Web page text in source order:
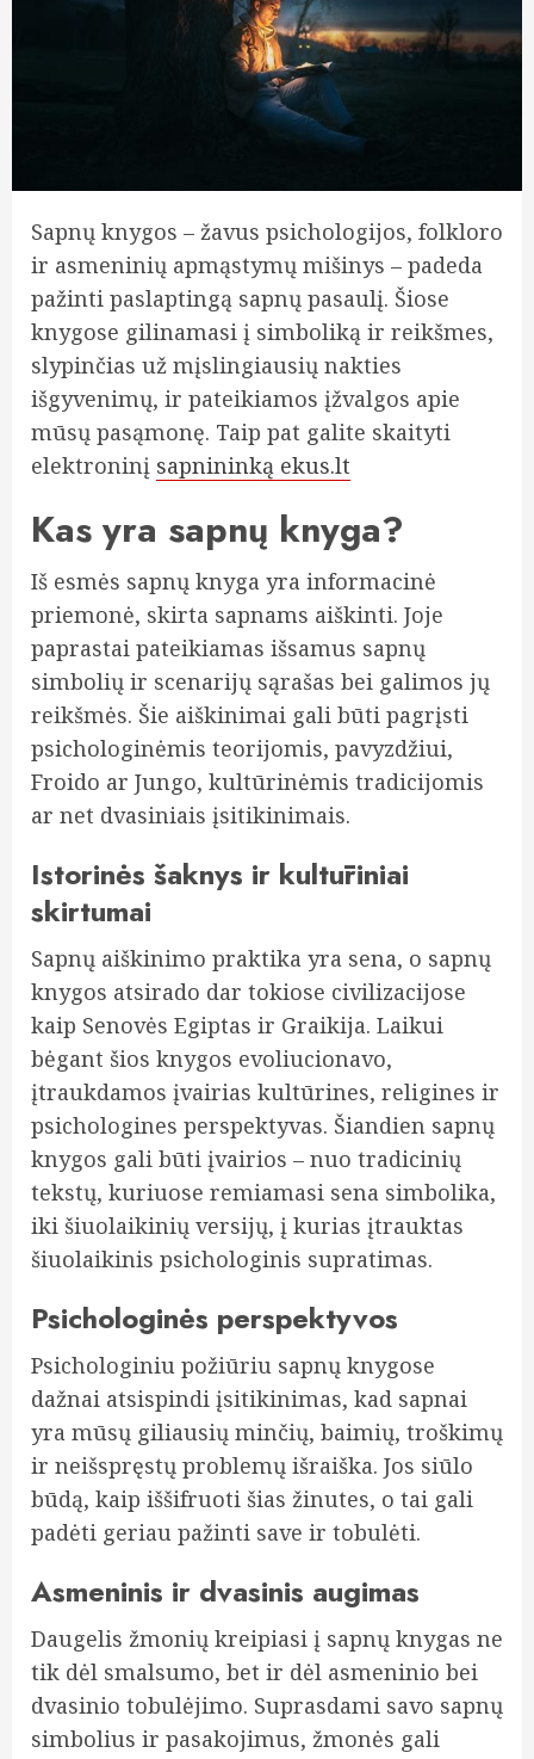
Sapnų knygos – žavus psichologijos, folkloro
ir asmeninių apmąstymų mišinys – padeda
pažinti paslaptingą sapnų pasaulį. Šiose
knygose gilinamasi į simboliką ir reikšmes,
slypinčias už mįslingiausių nakties
išgyvenimų, ir pateikiamos įžvalgos apie
mūsų pasąmonę. Taip pat galite skaityti
elektroninį sapnininką ekus.lt
Kas yra sapnų knyga?
Iš esmės sapnų knyga yra informacinė
priemonė, skirta sapnams aiškinti. Joje
paprastai pateikiamas išsamus sapnų
simbolių ir scenarijų sąrašas bei galimos jų
reikšmės. Šie aiškinimai gali būti pagrįsti
psichologinėmis teorijomis, pavyzdžiui,
Froido ar Jungo, kultūrinėmis tradicijomis
ar net dvasiniais įsitikinimais.
Istorinės šaknys ir kultūriniai
skirtumai
Sapnų aiškinimo praktika yra sena, o sapnų
knygos atsirado dar tokiose civilizacijose
kaip Senovės Egiptas ir Graikija. Laikui
bėgant šios knygos evoliucionavo,
įtraukdamos įvairias kultūrines, religines ir
psichologines perspektyvas. Šiandien sapnų
knygos gali būti įvairios – nuo tradicinių
tekstų, kuriuose remiamasi sena simbolika,
iki šiuolaikinių versijų, į kurias įtrauktas
šiuolaikinis psichologinis supratimas.
Psichologinės perspektyvos
Psichologiniu požiūriu sapnų knygose
dažnai atsispindi įsitikinimas, kad sapnai
yra mūsų giliausių minčių, baimių, troškimų
ir neišspręstų problemų išraiška. Jos siūlo
būdą, kaip iššifruoti šias žinutes, o tai gali
padėti geriau pažinti save ir tobulėti.
Asmeninis ir dvasinis augimas
Daugelis žmonių kreipiasi į sapnų knygas ne
tik dėl smalsumo, bet ir dėl asmeninio bei
dvasinio tobulėjimo. Suprasdami savo sapnų
simbolius ir pasakojimus, žmonės gali